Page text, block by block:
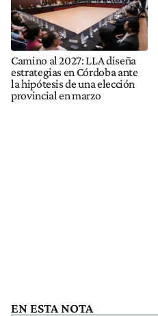
Camino al 2027: LLA diseña
estrategias en Córdoba ante
la hipótesis de una elección
provincial en marzo
EN ESTA NOTA